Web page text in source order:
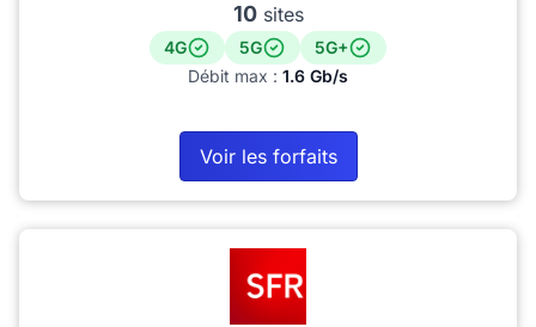
10sites
4G 5G
5G+
Débit max : 1.6 Gb/s
Voir les forfaits